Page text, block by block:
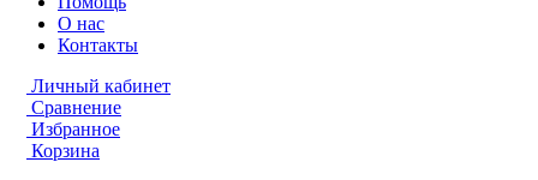
О нас
Контакты
Личный кабинет
Сравнение
Избранное
Корзина